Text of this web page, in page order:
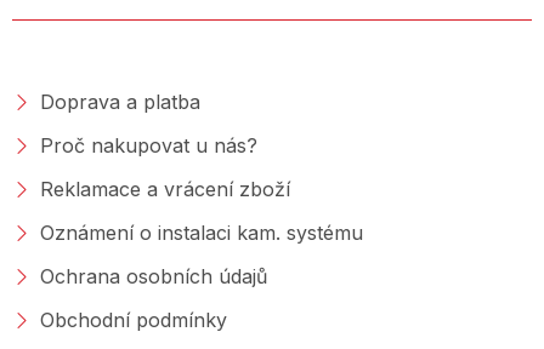
Doprava a platba
Proč nakupovat u nás?
Reklamace a vrácení zboží
Oznámení o instalaci kam. systému
Ochrana osobních údajů
Obchodní podmínky